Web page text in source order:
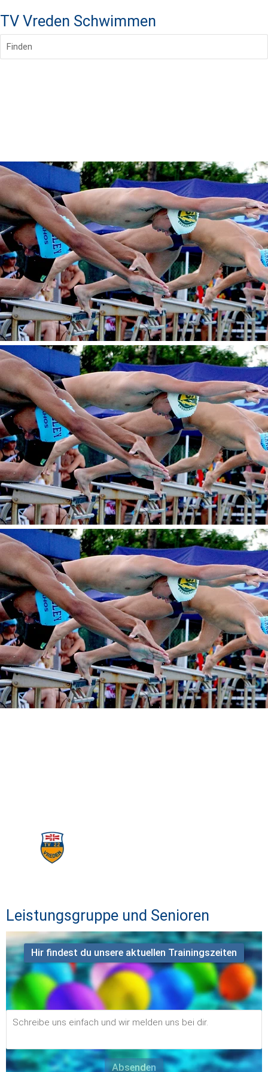
TV Vreden Schwimmen
Finden
Leistungsgruppe und Senioren
Hir findest du unsere aktuellen Trainingszeiten
Hier werden wir ins kurze unser neues Mannschaftsbild
veröffentlichen .
Absenden